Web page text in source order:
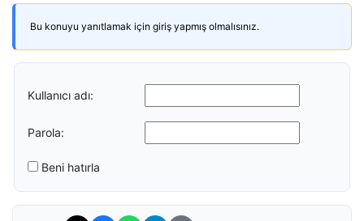
Bu konuyu yanıtlamak için giriş yapmış olmalısınız.
Kullanıcı adı:
Parola:
Beni hatırla